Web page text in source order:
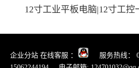
12寸工业平板电脑|12寸工控
企业分站 在线客服 ：
服务热线：